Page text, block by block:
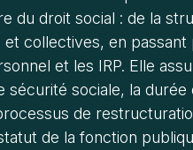
du droit social : de la
et collectives, en
et les IRP. Elle
sécurité sociale, la
de
de la fonction